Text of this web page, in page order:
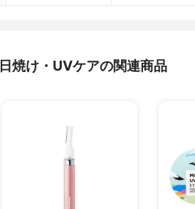
日焼け・UVケアの関連商品